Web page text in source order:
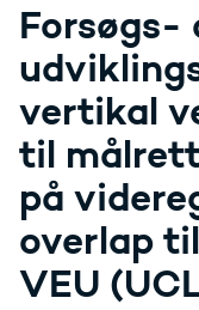
Forsøgs-
vertikal
til
på
overlap
VEU